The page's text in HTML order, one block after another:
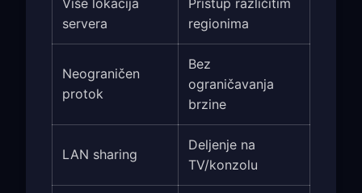
servera
regionima
Neograničen
protok
Bez
ograničavanja
brzine
LAN sharing
Deljenje na
TV/konzolu